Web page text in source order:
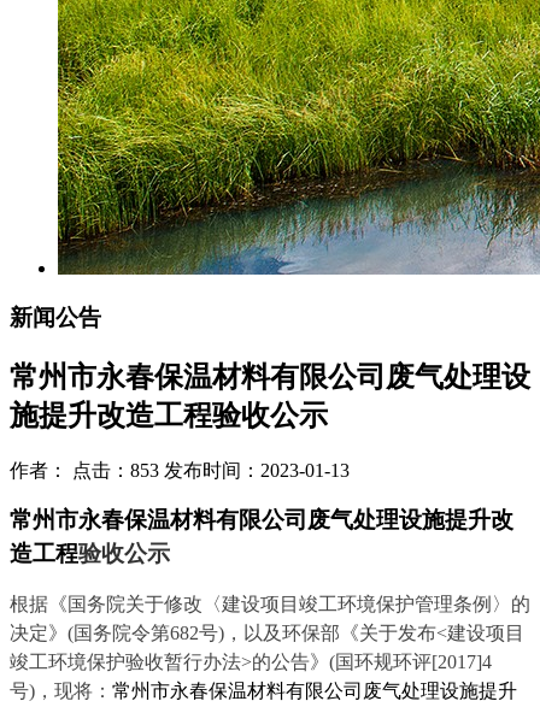
新闻公告
常州市永春保温材料有限公司废气处理设
施提升改造工程验收公示
作者： 点击：853 发布时间：2023-01-13
常州市永春保温材料有限公司废气处理设施提升改
造工程验收公示
根据《国务院关于修改〈建设项目竣工环境保护管理条例〉的
决定》 (国务院令第682号) ，以及环保部《关于发布<建设项目
竣工环境保护验收暂行办法>的公告》 (国环规环评[2017]4
号) ，现将： 常州市永春保温材料有限公司废气处理设施提升